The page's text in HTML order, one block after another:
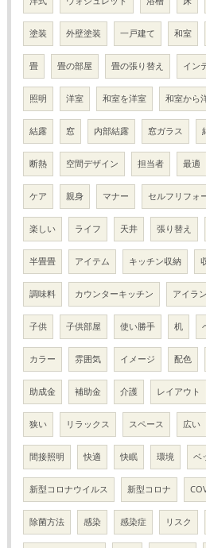
塗装 外壁塗装 一戸建て 和室
畳 畳の部屋 畳の張り替え イン
照明 洋室 和室を洋室 和室から
結露 窓 内部結露 窓ガラス
断熱 空間デザイン 担当者 最適
ケア 親身 マナー セルフリフォ
楽しい ライフ 天井 張り替え
半畳畳 アイテム キッチン収納
調味料 カウンターキッチン アイラ
子供 子供部屋 使い勝手 机
カラー 雰囲気 イメージ 配色
助成金 補助金 介護 レイアウト
狭い リラックス スペース 広い
間接照明 快適 快眠 環境 ベ
新型コロナウイルス 新型コロナ
除菌方法 感染 感染症 リスク